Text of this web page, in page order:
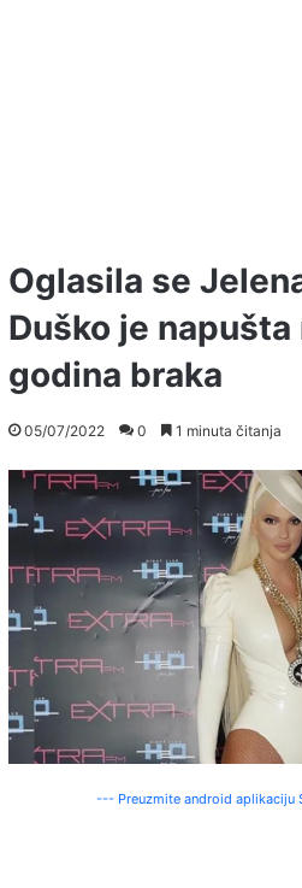
Oglasila se
Duško je napušta
godina braka
05/07/2022 0 1 minuta čitanja
--- Preuzmite android aplikaciju